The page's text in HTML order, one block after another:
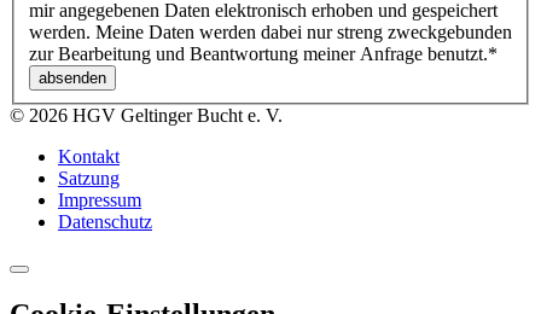
mir angegebenen Daten elektronisch erhoben und gespeichert
werden. Meine Daten werden dabei nur streng zweckgebunden
zur Bearbeitung und Beantwortung meiner Anfrage benutzt.*
© 2026 HGV Geltinger Bucht e. V.
Kontakt
Satzung
Impressum
Datenschutz